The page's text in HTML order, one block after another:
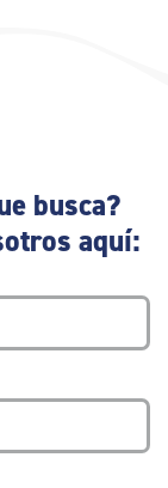
busca?
aquí: